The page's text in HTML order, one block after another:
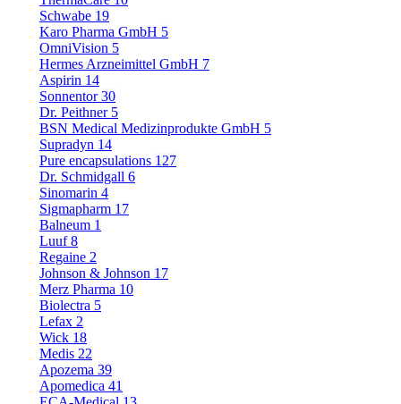
Schwabe 19
Karo Pharma GmbH 5
OmniVision 5
Hermes Arzneimittel GmbH 7
Aspirin 14
Sonnentor30
Dr. Peithner 5
BSN Medical Medizinprodukte GmbH 5
Supradyn 14
Pure encapsulations 127
Dr. Schmidgall 6
Sinomarin 4
Sigmapharm 17
Balneum 1
Luuf8
Regaine 2
Johnson & Johnson 17
Merz Pharma 10
Biolectra 5
Lefax 2
Wick 18
Medis 22
Apozema 39
Apomedica 41